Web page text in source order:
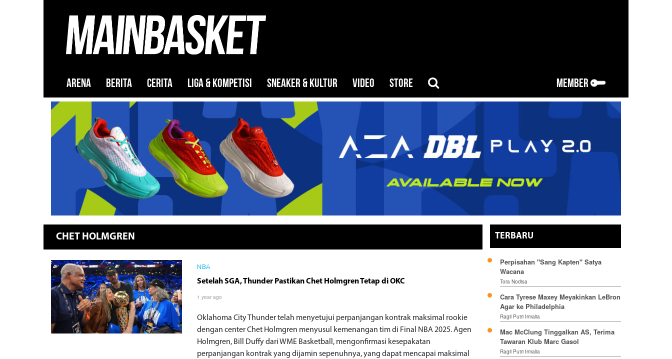
ARENA BERITA CERITA LIGA & KOMPETISI SNEAKER & KULTUR VIDEO STORE MEMBER
CHET HOLMGREN
NBA
Setelah SGA, Thunder Pastikan Chet Holmgren Tetap di OKC
1 year ago
Oklahoma City Thunder telah menyetujui perpanjangan kontrak maksimal rookie
dengan center Chet Holmgren menyusul kemenangan tim di Final NBA 2025. Agen
Holmgren, Bill Duffy dari WME Basketball, mengonfirmasi kesepakatan
perpanjangan kontrak yang dijamin sepenuhnya, yang dapat mencapai maksimal
TERBARU
Perpisahan "Sang Kapten" Satya
Wacana
Tora Nodisa
Cara Tyrese Maxey Meyakinkan LeBron
Agar ke Philadelphia
Ragil Putri Irmalia
Mac McClung Tinggalkan AS, Terima
Tawaran Klub Marc Gasol
Ragil Putri Irmalia